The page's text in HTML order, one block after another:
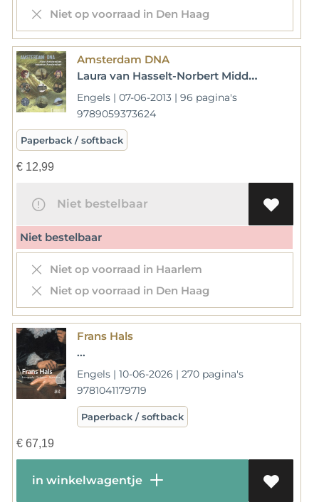
Niet op voorraad in Den Haag
Amsterdam DNA
Laura van Hasselt-Norbert Middelkoop-Bert Vreeken-Anna Koldewij
Engels | 07-06-2013 | 96 pagina's
9789059373624
Paperback / softback
€12,99
Niet bestelbaar
Niet bestelbaar
Niet op voorraad in Haarlem
Niet op voorraad in Den Haag
Frans Hals
...
Engels | 10-06-2026 | 270 pagina's
9781041179719
Paperback / softback
€67,19
in winkelwagentje